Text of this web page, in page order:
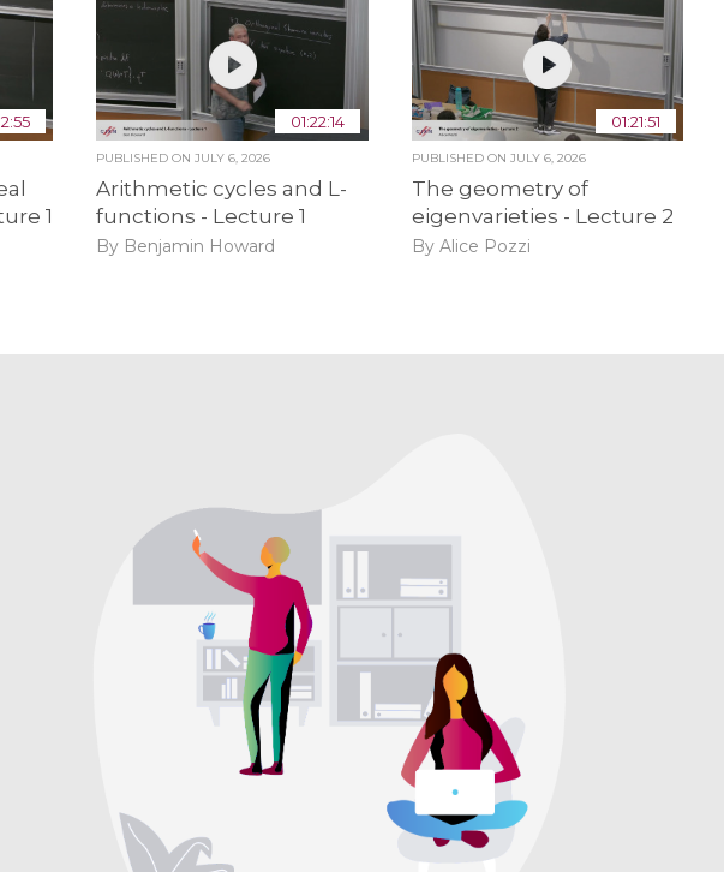
1
01:22:14
PUBLISHED ONJULY 6, 2026
Arithmetic cycles and L-
functions - Lecture 1
By Benjamin Howard
01:21:51
PUBLISHED ON JULY 6, 2026
The geometry of
eigenvarieties - Lecture 2
By Alice Pozzi